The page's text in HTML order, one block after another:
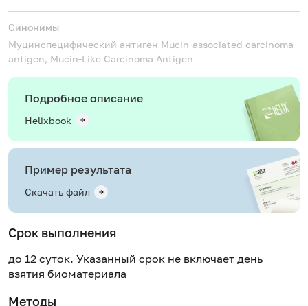
Синонимы
Муцинспецифический антиген Mucin-associated сarcinoma
antigen, Mucin-Like Carcinoma Antigen
Подробное описание
Helixbook
Пример результата
Скачать файл
Срок выполнения
до 12 суток. Указанный срок не включает день
взятия биоматериала
Методы